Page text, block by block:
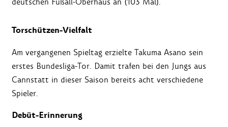
Torschützen-Vielfalt
Am vergangenen Spieltag erzielte Takuma Asano sein
erstes Bundesliga-Tor. Damit trafen bei den Jungs aus
Cannstatt in dieser Saison bereits acht verschiedene
Spieler.
Debüt-Erinnerung